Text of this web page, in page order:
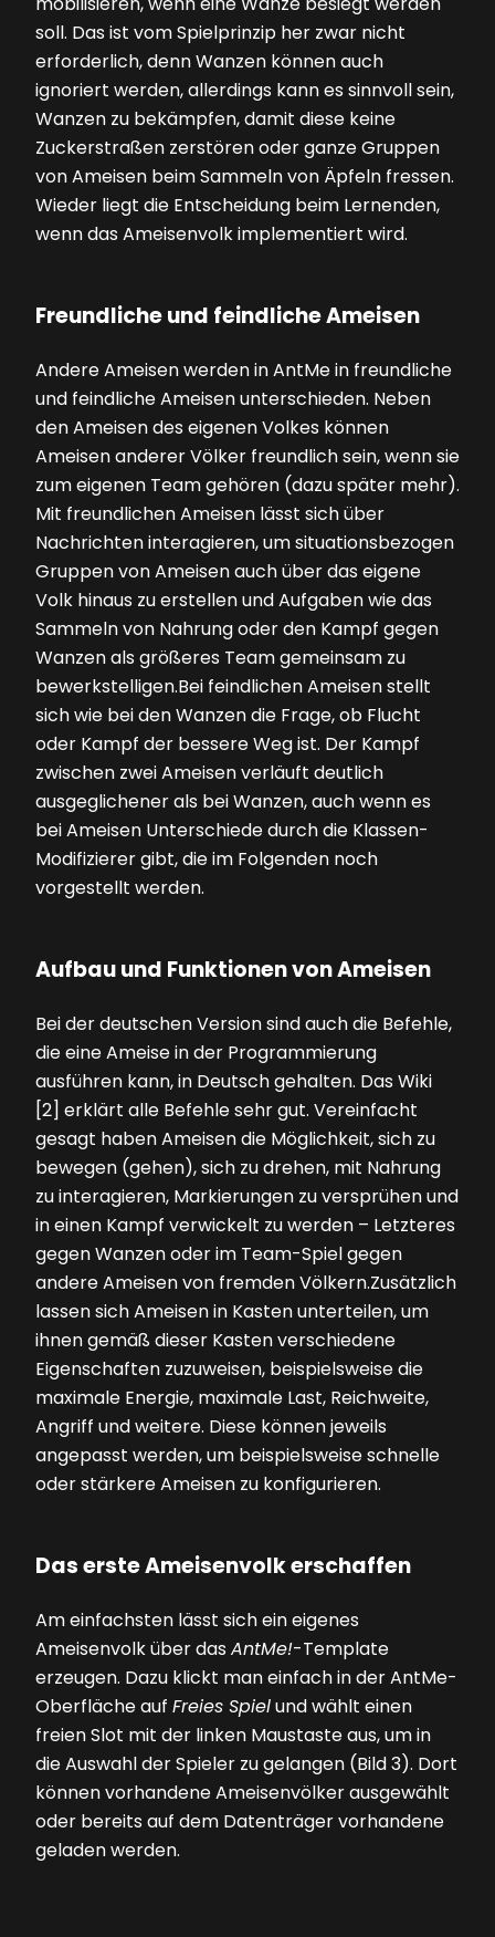
soll. Das ist vom Spielprinzip her zwar nicht
erforderlich, denn Wanzen können auch
ignoriert werden, allerdings kann es sinnvoll sein,
Wanzen zu bekämpfen, damit diese keine
Zuckerstraßen zerstören oder ganze Gruppen
von Ameisen beim Sammeln von Äpfeln fressen.
Wieder liegt die Entscheidung beim Lernenden,
wenn das Ameisenvolk implementiert wird.
Freundliche und feindliche Ameisen
Andere Ameisen werden in AntMe in freundliche
und feindliche Ameisen unterschieden. Neben
den Ameisen des eigenen Volkes können
Ameisen anderer Völker freundlich sein, wenn sie
zum eigenen Team gehören (dazu später mehr).
Mit freundlichen Ameisen lässt sich über
Nachrichten interagieren, um situationsbezogen
Gruppen von Ameisen auch über das eigene
Volk hinaus zu erstellen und Aufgaben wie das
Sammeln von Nahrung oder den Kampf gegen
Wanzen als größeres Team gemeinsam zu
bewerkstelligen.Bei feindlichen Ameisen stellt
sich wie bei den Wanzen die Frage, ob Flucht
oder Kampf der bessere Weg ist. Der Kampf
zwischen zwei Ameisen verläuft deutlich
ausgeglichener als bei Wanzen, auch wenn es
bei Ameisen Unterschiede durch die Klassen-
Modifizierer gibt, die im Folgenden noch
vorgestellt werden.
Aufbau und Funktionen von Ameisen
Bei der deutschen Version sind auch die Befehle,
die eine Ameise in der Programmierung
ausführen kann, in Deutsch gehalten. Das Wiki
[2] erklärt alle Befehle sehr gut. Vereinfacht
gesagt haben Ameisen die Möglichkeit, sich zu
bewegen (gehen), sich zu drehen, mit Nahrung
zu interagieren, Markierungen zu versprühen und
in einen Kampf verwickelt zu werden – Letzteres
gegen Wanzen oder im Team-Spiel gegen
andere Ameisen von fremden Völkern.Zusätzlich
lassen sich Ameisen in Kasten unterteilen, um
ihnen gemäß dieser Kasten verschiedene
Eigenschaften zuzuweisen, beispielsweise die
maximale Energie, maximale Last, Reichweite,
Angriff und weitere. Diese können jeweils
angepasst werden, um beispielsweise schnelle
oder stärkere Ameisen zu konfigurieren.
Das erste Ameisenvolk erschaffen
Am einfachsten lässt sich ein eigenes
Ameisenvolk über das AntMe!-Template
erzeugen. Dazu klickt man einfach in der AntMe-
Oberfläche auf Freies Spielund wählt einen
freien Slot mit der linken Maustaste aus, um in
die Auswahl der Spieler zu gelangen (Bild 3). Dort
können vorhandene Ameisenvölker ausgewählt
oder bereits auf dem Datenträger vorhandene
geladen werden.